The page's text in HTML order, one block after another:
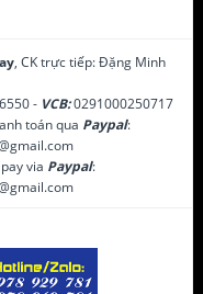
, CK trực tiếp: Đặng Minh
- VCB:0291000250717
toán qua Paypal:
via Paypal: